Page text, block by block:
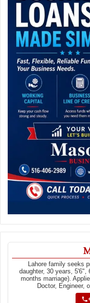
Lahore family seeks
daughter, 30 years, 5'6",
months marriage).
Doctor, Engineer,